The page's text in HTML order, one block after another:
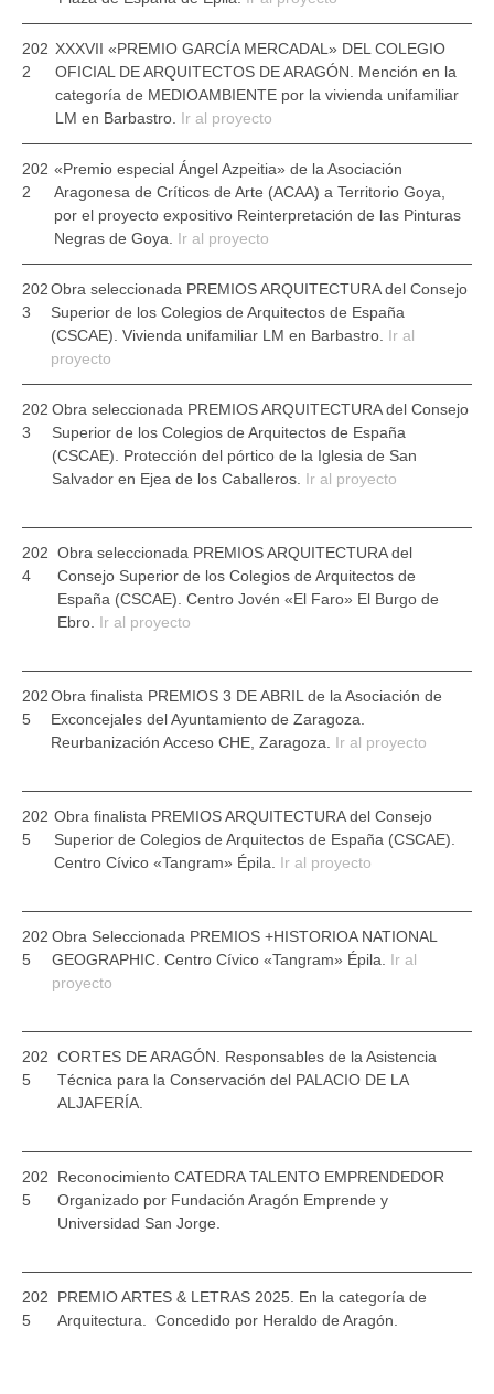
202
2
XXXVII «PREMIO GARCÍA MERCADAL» DEL COLEGIO
OFICIAL DE ARQUITECTOS DE ARAGÓN.
Mención en la
categoría de MEDIOAMBIENTE por la vivienda unifamiliar
LM en Barbastro. Ir al proyecto
202
2
«Premio especial Ángel Azpeitia» de la Asociación
Aragonesa de Críticos de Arte (ACAA) a Territorio Goya
por el proyecto expositivo Reinterpretación de las Pinturas
Negras de Goya. Ir al proyecto
202
3
Obra seleccionada PREMIOS ARQUITECTURA del Consejo
Superior de los Colegios de Arquitectos de España
(CSCAE) . Vivienda unifamiliar LM en Barbastro. Ir al
proyecto
202
3
Obra seleccionada PREMIOS ARQUITECTURA del Consejo
Superior de los Colegios de Arquitectos de España
(CSCAE) . Protección del pórtico de la Iglesia de San
Salvador en Ejea de los Caballeros. Ir al proyecto
202
4
Obra seleccionada PREMIOS ARQUITECTURA del
Consejo Superior de los Colegios de Arquitectos de
España (CSCAE) . Centro Jovén «El Faro» El Burgo de
Ebro. Ir al proyecto
202
5
Obra finalista PREMIOS 3 DE ABRIL de la Asociación de
Exconcejales del Ayuntamiento de Zaragoza
Reurbanización Acceso CHE, Zaragoza. Ir al proyecto
202
5
Obra finalista PREMIOS ARQUITECTURA del Consejo
Superior de Colegios de Arquitectos de España (CSCAE).
Centro Cívico «Tangram» Épila. Ir al proyecto
202
5
Obra Seleccionada PREMIOS +HISTORIOA NATIONAL
GEOGRAPHIC. Centro Cívico «Tangram» Épila. Ir al
proyecto
202
5
CORTES DE ARAGÓN. Responsablesde la Asistencia
Técnica para la Conservación del PALACIO DE LA
ALJAFERÍA.
202
5
Reconocimiento CATEDRA TALENTO EMPRENDEDOR
Organizado por Fundación Aragón Emprende y
Universidad San Jorge.
202
5
PREMIO ARTES & LETRAS 2025. En la categoría de
Arquitectura. Concedido por Heraldo de Aragón.